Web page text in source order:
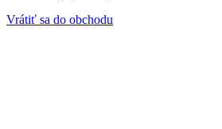
Vrátiť sa do obchodu